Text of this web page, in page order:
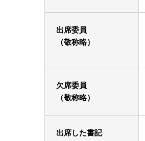
出席委員
（敬称略）
欠席委員
（敬称略）
出席した書記